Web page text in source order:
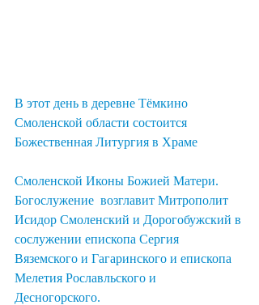
В этот день в деревне Тёмкино
Смоленской области состоится
Божественная Литургия в Храме
Смоленской Иконы Божией Матери.
Богослужение  возглавит Митрополит
Исидор Смоленский и Дорогобужский в
сослужении епископа Сергия
Вяземского и Гагаринского и епископа
Мелетия Рославльского и
Десногорского.